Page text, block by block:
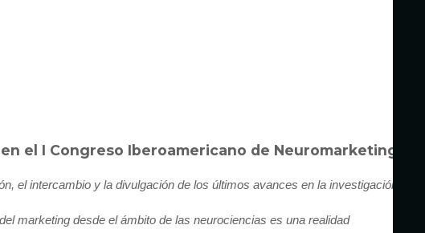
el I Congreso Iberoamericano de Neuromarketing
el intercambio y la divulgación de los últimos avances en la investigación
marketing desde el ámbito de las neurociencias es una realidad